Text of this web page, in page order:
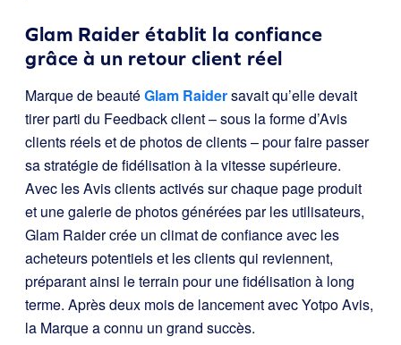
Glam Raider établit la confiance
grâce à un retour client réel
Marque de beautéGlam Raidersavait qu’elle devait
tirer parti du Feedback client – sous la forme d’Avis
clients réels et de photos de clients – pour faire passer
sa stratégie de fidélisation à la vitesse supérieure.
Avec les Avis clients activés sur chaque page produit
et une galerie de photos générées par les utilisateurs,
Glam Raider crée un climat de confiance avec les
acheteurs potentiels et les clients qui reviennent,
préparant ainsi le terrain pour une fidélisation à long
terme. Après deux mois de lancement avec Yotpo Avis,
la Marque a connu un grand succès.